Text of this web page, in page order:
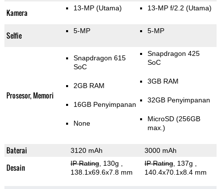
Kamera 13-MP (Utama) 13-MP f/2.2 (Utama)
Selfie 5-MP 5-MP
Prosesor, Memori
Snapdragon 615
SoC
2GB RAM
16GB Penyimpanan
None
Snapdragon 425
SoC
3GB RAM
32GB Penyimpanan
MicroSD (256GB
max.)
Baterai 3120 mAh 3000 mAh
Desain IP Rating, 130g
138.1x69.6x7.8 mm
IP Rating, 137g
140.4x70.1x8.4 mm